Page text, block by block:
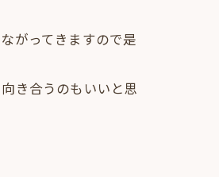
がってきますので是
き合うのもいいと思